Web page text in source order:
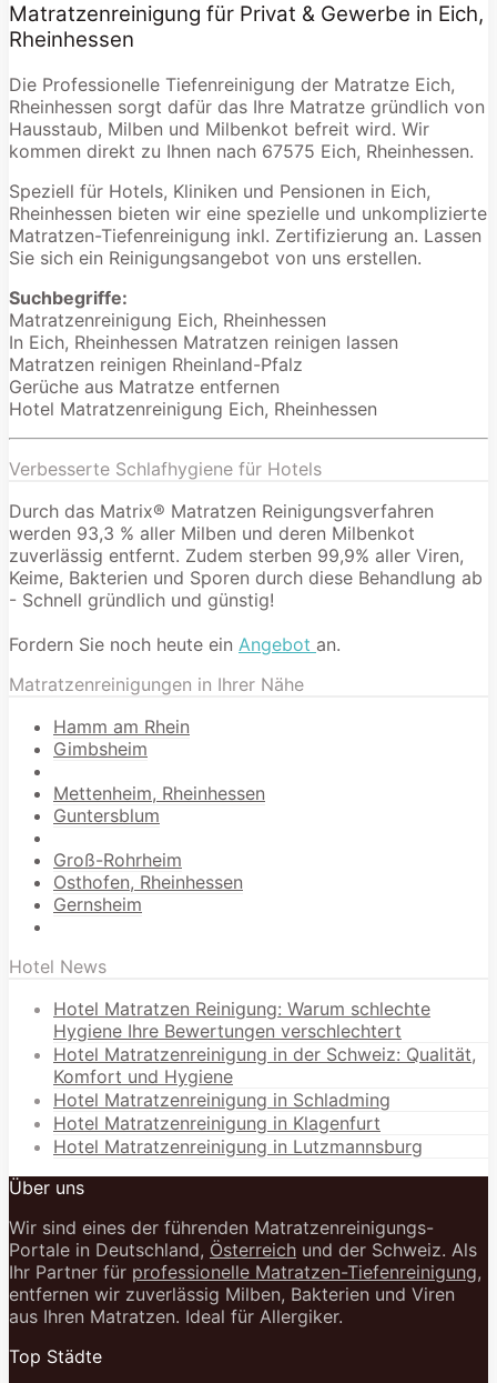
Matratzenreinigung für Privat & Gewerbe in Eich,
Rheinhessen
Die Professionelle Tiefenreinigung der Matratze Eich,
Rheinhessen sorgt dafür das Ihre Matratze gründlich von
Hausstaub, Milben und Milbenkot befreit wird. Wir
kommen direkt zu Ihnen nach 67575 Eich, Rheinhessen.
Speziell für Hotels, Kliniken und Pensionen in Eich,
Rheinhessen bieten wir eine spezielle und unkomplizierte
Matratzen-Tiefenreinigung inkl. Zertifizierung an. Lassen
Sie sich ein Reinigungsangebot von uns erstellen.
Suchbegriffe:
Matratzenreinigung Eich, Rheinhessen
In Eich, Rheinhessen Matratzen reinigen lassen
Matratzen reinigen Rheinland-Pfalz
Gerüche aus Matratze entfernen
Hotel Matratzenreinigung Eich, Rheinhessen
Verbesserte Schlafhygiene für Hotels
Durch das Matrix® Matratzen Reinigungsverfahren
werden 93,3 % aller Milben und deren Milbenkot
zuverlässig entfernt. Zudem sterben 99,9% aller Viren,
Keime, Bakterien und Sporen durch diese Behandlung ab
- Schnell gründlich und günstig!
Fordern Sie noch heute ein Angebot an.
Matratzenreinigungen in Ihrer Nähe
Hamm am Rhein
Gimbsheim
Mettenheim, Rheinhessen
Guntersblum
Groß-Rohrheim
Osthofen, Rheinhessen
Gernsheim
Hotel News
Hotel Matratzen Reinigung: Warum schlechte
Hygiene Ihre Bewertungen verschlechtert
Hotel Matratzenreinigung in der Schweiz: Qualität,
Komfort und Hygiene
Hotel Matratzenreinigung in Schladming
Hotel Matratzenreinigung in Klagenfurt
Hotel Matratzenreinigung in Lutzmannsburg
Über uns
Wir sind eines der führenden Matratzenreinigungs-
Portale in Deutschland, Österreich und der Schweiz. Als
Ihr Partner für professionelle Matratzen-Tiefenreinigung,
entfernen wir zuverlässig Milben, Bakterien und Viren
aus Ihren Matratzen. Ideal für Allergiker.
Top Städte